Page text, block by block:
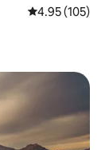
レビュー105
4.95 (105)